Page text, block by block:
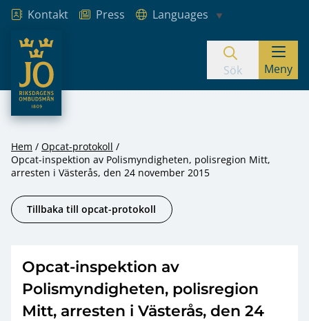
Hoppa till innehåll
Kontakt Press
Languages
JO – Riksdagens Ombudsmän
Sök Meny
Hem
Opcat-protokoll
Opcat-inspektion av Polismyndigheten, polisregion Mitt,
arresten i Västerås, den 24 november 2015
Tillbaka till opcat-protokoll
Opcat-inspektion av
Polismyndigheten, polisregion
Mitt, arresten i Västerås, den 24